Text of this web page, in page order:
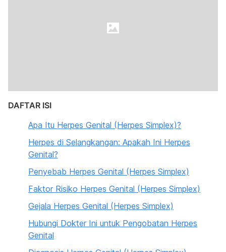
DAFTAR ISI
Apa Itu Herpes Genital (Herpes Simplex)?
Herpes di Selangkangan: Apakah Ini Herpes
Genital?
Penyebab Herpes Genital (Herpes Simplex)
Faktor Risiko Herpes Genital (Herpes Simplex)
Gejala Herpes Genital (Herpes Simplex)
Hubungi Dokter Ini untuk Pengobatan Herpes
Genital